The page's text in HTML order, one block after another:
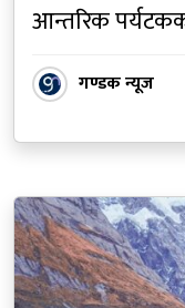
आन्तरिक
गण्डक न्यूज